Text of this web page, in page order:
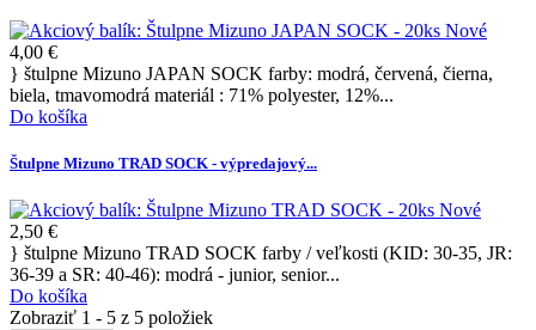
Nové
4,00 €
} štulpne Mizuno JAPAN SOCK farby: modrá, červená, čierna,
biela, tmavomodrá materiál : 71% polyester, 12%...
Do košíka
Štulpne Mizuno TRAD SOCK - výpredajový...
Nové
2,50 €
} štulpne Mizuno TRAD SOCK farby / veľkosti (KID: 30-35, JR:
36-39 a SR: 40-46): modrá - junior, senior...
Do košíka
Zobraziť 1 - 5 z 5 položiek